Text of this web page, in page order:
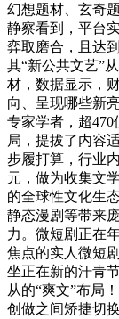
幻想题材、玄奇
静察看到，平台
弈取磨合，且达
其“新公共文艺”
材，数据显示，
向、呈现哪些新
专家学者，超
局，提拔了内容
步履打算，行业
元，做为收集文
的全球性文化生
静态漫剧等带来
力。微短剧正在
焦点的实人微短
坐正在新的汗青
从的“爽文”布局
创做之间矫捷切